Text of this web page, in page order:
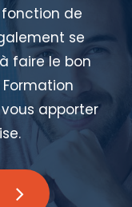
de
se
faire le bon
Formation
apporter